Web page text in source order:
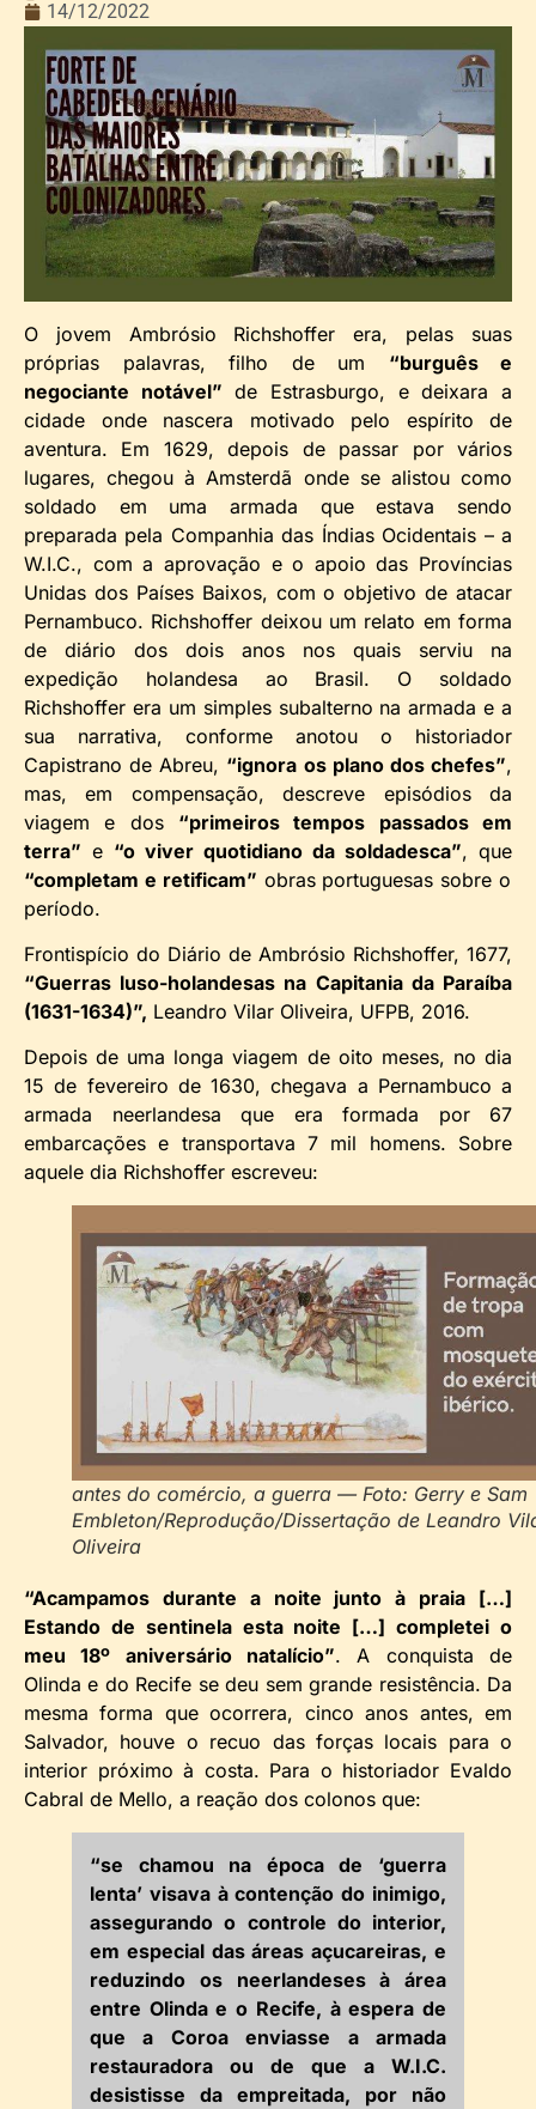
14/12/2022
O jovem Ambrósio Richshoffer era, pelas suas
próprias palavras, filho de um “burguês e
negociante notável” de Estrasburgo, e deixara a
cidade onde nascera motivado pelo espírito de
aventura. Em 1629, depois de passar por vários
lugares, chegou à Amsterdã onde se alistou como
soldado em uma armada que estava sendo
preparada pela Companhia das Índias Ocidentais – a
W.I.C., com a aprovação e o apoio das Províncias
Unidas dos Países Baixos, com o objetivo de atacar
Pernambuco. Richshoffer deixou um relato em forma
de diário dos dois anos nos quais serviu na
expedição holandesa ao Brasil. O soldado
Richshoffer era um simples subalterno na armada e a
sua narrativa, conforme anotou o historiador
Capistrano de Abreu, “ignora os plano dos chefes”,
mas, em compensação, descreve episódios da
viagem e dos “primeiros tempos passados em
terra” e “o viver quotidiano da soldadesca”, que
“completam e retificam” obras portuguesas sobre o
período.
Frontispício do Diário de Ambrósio Richshoffer, 1677,
“Guerras luso-holandesas na Capitania da Paraíba
(1631-1634)”, Leandro Vilar Oliveira, UFPB, 2016.
Depois de uma longa viagem de oito meses, no dia
15 de fevereiro de 1630, chegava a Pernambuco a
armada neerlandesa que era formada por 67
embarcações e transportava 7 mil homens. Sobre
aquele dia Richshoffer escreveu:
antes do comércio, a guerra — Foto: Gerry e Sam
Embleton/Reprodução/Dissertação de Leandro
Oliveira
“Acampamos durante a noite junto à praia […]
Estando de sentinela esta noite […] completei o
meu 18º aniversário natalício”. A conquista de
Olinda e do Recife se deu sem grande resistência. Da
mesma forma que ocorrera, cinco anos antes, em
Salvador, houve o recuo das forças locais para o
interior próximo à costa. Para o historiador Evaldo
Cabral de Mello, a reação dos colonos que:
“se chamou na época de ‘guerra
lenta’ visava à contenção do inimigo,
assegurando o controle do interior,
em especial das áreas açucareiras, e
reduzindo os neerlandeses à área
entre Olinda e o Recife, à espera de
que a Coroa enviasse a armada
restauradora ou de que a W.I.C.
desistisse da empreitada, por não